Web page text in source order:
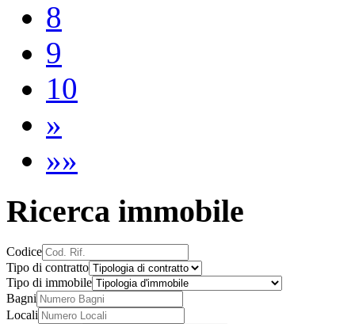
8
9
10
»
»»
Ricerca immobile
Codice
Tipo di contratto
Tipo di immobile
Bagni
Locali